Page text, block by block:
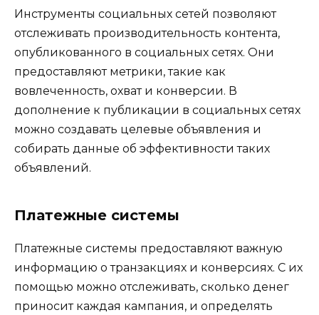
Инструменты социальных сетей позволяют
отслеживать производительность контента,
опубликованного в социальных сетях. Они
предоставляют метрики, такие как
вовлеченность, охват и конверсии. В
дополнение к публикации в социальных сетях
можно создавать целевые объявления и
собирать данные об эффективности таких
объявлений.
Платежные системы
Платежные системы предоставляют важную
информацию о транзакциях и конверсиях. С их
помощью можно отслеживать, сколько денег
приносит каждая кампания, и определять